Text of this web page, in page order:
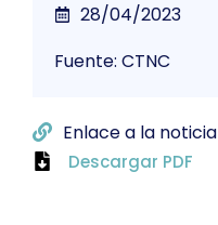
28/04/2023
Fuente: CTNC
Enlace a la noticia
Descargar PDF